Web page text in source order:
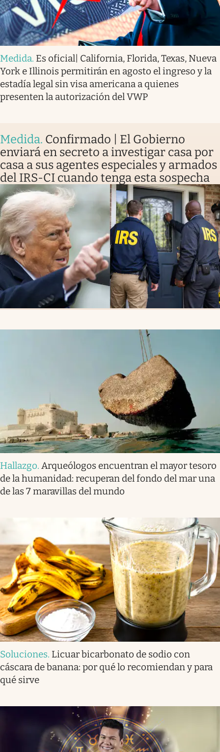
Medida. Es oficial| California, Florida, Texas, Nueva
York e Illinois permitirán en agosto el ingreso y la
estadía legal sin visa americana a quienes
presenten la autorización del VWP
Medida. Confirmado | El Gobierno
enviará en secreto a investigar casa por
casa a sus agentes especiales y armados
del IRS-CI cuando tenga esta sospecha
Hallazgo. Arqueólogos encuentran el mayor tesoro
de la humanidad: recuperan del fondo del mar una
de las 7 maravillas del mundo
Soluciones. Licuar bicarbonato de sodio con
cáscara de banana: por qué lo recomiendan y para
qué sirve